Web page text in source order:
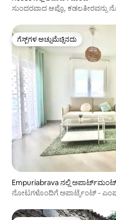
ಸುಂದರವಾದ ಆಪ್ಟೊ. ಕಡಲತೀರವನ್ನು
ಗೆಸ್ಟ್‌ಗಳ ಅಚ್ಚುಮೆಚ್ಚಿನದು
ಗೆಸ್ಟ್‌ಗಳ ಅಚ್ಚುಮೆಚ್ಚಿನದು
Empuriabrava ನಲ್ಲಿ
ನೋಟಗಳೊಂದಿಗೆ ಅಪಾರ್ಟ್ಮೆಂಟ್ -